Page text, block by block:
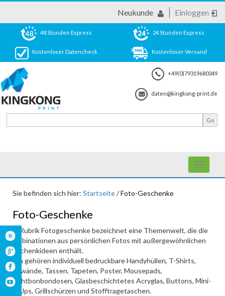
Neukunde Einloggen
48 Stunden Express 24 Stunden Express
Kostenloser Datencheck Kostenloser Versand
+49(0)79319680349
daten@kingkong-print.de
Toggle
Sie befinden sich hier: Startseite/Foto-Geschenke
Foto-Geschenke
Die Rubrik Fotogeschenke bezeichnet eine Themenwelt, die die
Kombinationen aus persönlichen Fotos mit außergewöhnlichen
Geschenkideen enthält.
Dazu gehören individuell bedruckbare Handyhüllen, T-Shirts,
Leinwände, Tassen, Tapeten, Poster, Mousepads,
Fruchtbonbondosen, Glasbeschichtetes Acryglas, Buttons, Mini-
RollUps, Grillschürzen und Stofftragetaschen.